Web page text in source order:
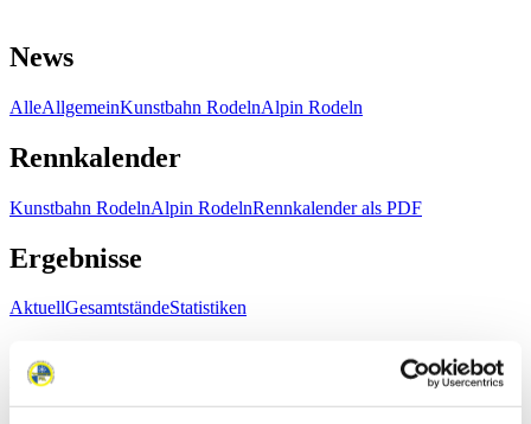
News
AlleAllgemeinKunstbahn RodelnAlpin Rodeln
Rennkalender
Kunstbahn RodelnAlpin RodelnRennkalender als PDF
Ergebnisse
AktuellGesamtständeStatistiken
FIL LIVE TV